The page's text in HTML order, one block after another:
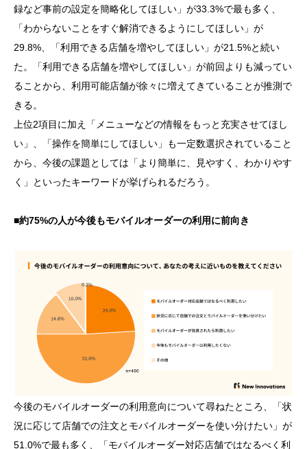
録など事前の設定を簡略化してほしい」が33.3%で最も多く、
「わからないことをすぐ解消できるようにしてほしい」が
29.8%、「利用できる店舗を増やしてほしい」が21.5%と続い
た。「利用できる店舗を増やしてほしい」が前回よりも減ってい
ることから、利用可能店舗が徐々に増えてきていることが推測で
きる。
上位2項目に加え「メニューなどの情報をもっと充実させてほし
い」、「操作を簡単にしてほしい」も一定数選択されていること
から、今後の課題としては「より簡単に、見やすく、わかりやす
く」といったキーワードが挙げられるだろう。
■約75%の人が今後もモバイルオーダーの利用に前向き
今後のモバイルオーダーの利用意向について尋ねたところ、「状
況に応じて店舗での注文とモバイルオーダーを使い分けたい」が
51.0%で最も多く、「モバイルオーダー対応店舗ではなるべく利